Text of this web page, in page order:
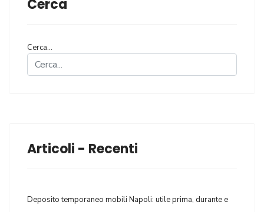
Cerca
Cerca...
Articoli - Recenti
Deposito temporaneo mobili Napoli: utile prima, durante e